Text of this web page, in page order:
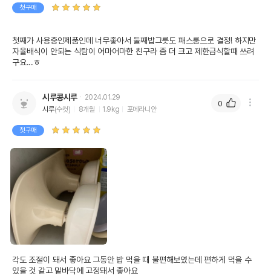
첫구매
첫째가 사용중인제품인데 너무좋아서 둘째밥그릇도 패스룸으로 결정! 하지만
자율배식이 안되는 식탐이 어마어마한 친구라 좀 더 크고 제한급식할때 쓰려
구요...ㅎ
시루콩시루
2024.01.29
시루(수컷) 8개월 1.9kg 포메라니안
첫구매
각도 조절이 돼서 좋아요 그동안 밥 먹을 때 불편해보였는데 편하게 먹을 수
있을 것 같고 밑바닥에 고정돼서 좋아요
0